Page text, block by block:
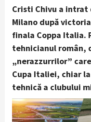
Cristi Chivu a
Milano după
finala Coppa Italia.
tehnicianul român,
„nerazzurrilor”
Cupa Italiei, chiar
tehnică a clubului